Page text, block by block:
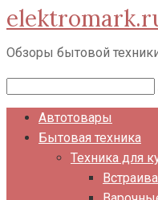
Перейти
к
контенту
Обзоры бытовой
Автотовары
Бытовая техника
Техника для